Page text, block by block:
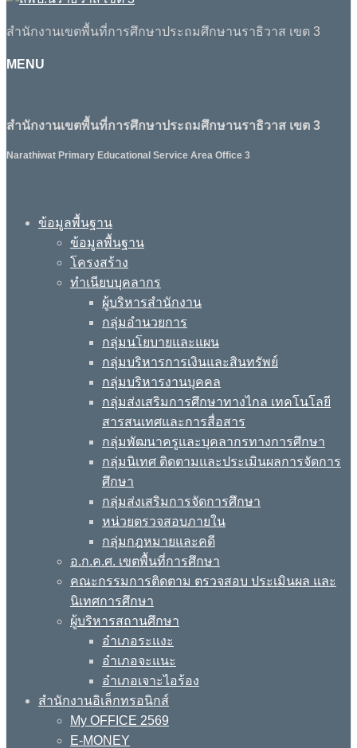
สำนักงานเขตพื้นที่การศึกษาประถมศึกษานราธิวาส เขต 3
MENU
สำนักงานเขตพื้นที่การศึกษาประถมศึกษานราธิวาส เขต 3
Narathiwat Primary Educational Service Area Office 3
ข้อมูลพื้นฐาน
ข้อมูลพื้นฐาน
โครงสร้าง
ทำเนียบบุคลากร
ผู้บริหารสำนักงาน
กลุ่มอำนวยการ
กลุ่มนโยบายและแผน
กลุ่มบริหารการเงินและสินทรัพย์
กลุ่มบริหารงานบุคคล
กลุ่มส่งเสริมการศึกษาทางไกล เทคโนโลยี
สารสนเทศและการสื่อสาร
กลุ่มพัฒนาครูและบุคลากรทางการศึกษา
กลุ่มนิเทศ ติดตามและประเมินผลการจัดการ
ศึกษา
กลุ่มส่งเสริมการจัดการศึกษา
หน่วยตรวจสอบภายใน
กลุ่มกฎหมายและคดี
อ.ก.ค.ศ. เขตพื้นที่การศึกษา
คณะกรรมการติดตาม ตรวจสอบ ประเมินผล และ
นิเทศการศึกษา
ผู้บริหารสถานศึกษา
อำเภอระแงะ
อำเภอจะแนะ
อำเภอเจาะไอร้อง
สำนักงานอิเล็กทรอนิกส์
My OFFICE 2569
E-MONEY